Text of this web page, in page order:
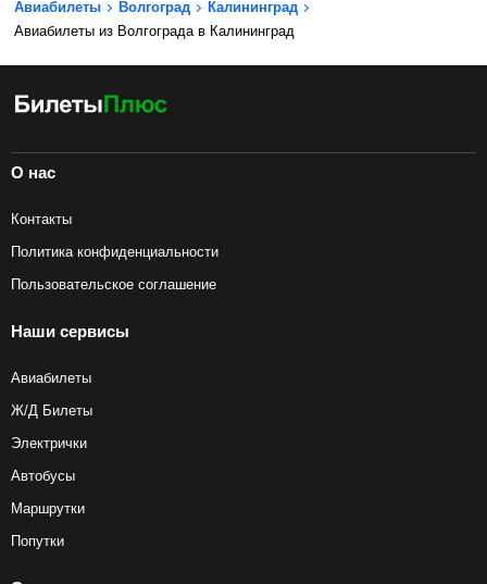
Авиабилеты Волгоград
Калининград
Авиабилеты из Волгограда в Калининград
О нас
Контакты
Политика конфиденциальности
Пользовательское соглашение
Наши сервисы
Авиабилеты
Ж/Д Билеты
Электрички
Автобусы
Маршрутки
Попутки